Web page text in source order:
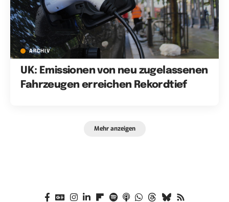
ARCHIV
UK: Emissionen von neu zugelassenen
Fahrzeugen erreichen Rekordtief
Mehr anzeigen